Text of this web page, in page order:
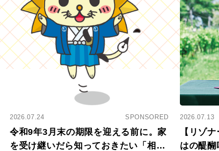
2026.07.24 SPONSORED
令和9年3月末の期限を迎える前に。家
を受け継いだら知っておきたい「相続
2026.07.13
【リゾ
はの醍